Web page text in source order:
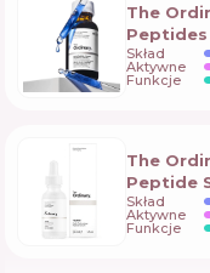
The
Peptides
Skład
Aktywne
Funkcje
The
Peptide
Skład
Aktywne
Funkcje